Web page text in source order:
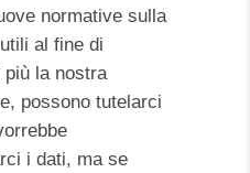
normative sulla
al fine di
più la nostra
possono tutelarci
i dati, ma se